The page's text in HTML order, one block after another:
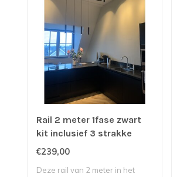
Rail 2 meter 1fase zwart
kit inclusief 3 strakke
spots
€239,00
Deze rail van 2 meter in het